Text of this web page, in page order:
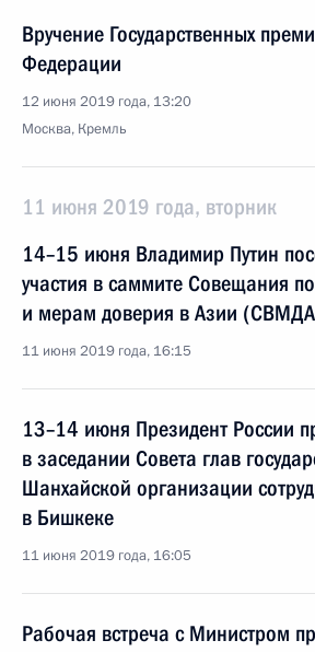
Вручение Государственных
Федерации
12 июня 2019 года, 13:20
Москва, Кремль
11 июня 2019 года, вторник
14–15 июня Владимир Путин
участия в саммите Совещания
и мерам доверия в Азии
11 июня 2019 года, 16:15
13–14 июня Президент России
в заседании Совета глав
Шанхайской организации
в Бишкеке
11 июня 2019 года, 16:05
Рабочая встреча с Министром